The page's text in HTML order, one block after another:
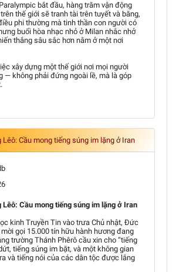
bắt đầu, hàng trăm vận động
thế giới sẽ tranh tài trên tuyết và băng,
phi thường mà tinh thần con người có
buổi hòa nhạc nhỏ ở Milan nhắc nhở
thắng sâu sắc hơn nằm ở một nơi
xây dựng một thế giới nơi mọi người
— không phải đứng ngoài lề, mà là góp
Cầu mong tiếng súng im lặng ở Iran
Cầu mong tiếng súng im lặng ở Iran
kinh Truyền Tin vào trưa Chủ nhật, Đức
gọi 15.000 tín hữu hành hương đang
trường Thánh Phêrô cầu xin cho “tiếng
tiếng súng im bặt, và một không gian
và tiếng nói của các dân tộc được lắng